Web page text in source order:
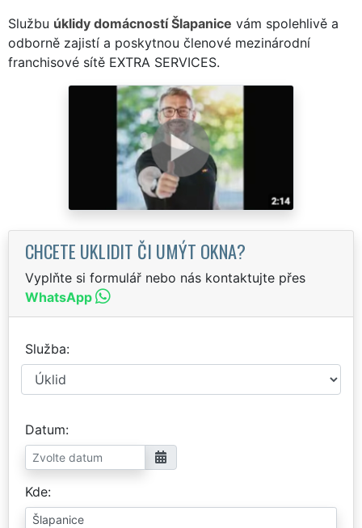
Službu úklidy domácností Šlapanice vám spolehlivě a
odborně zajistí a poskytnou členové mezinárodní
franchisové sítě EXTRA SERVICES.
CHCETE UKLIDIT ČI UMÝT OKNA?
Vyplňte si formulář nebo nás kontaktujte přes
WhatsApp
Služba
Datum
Kde